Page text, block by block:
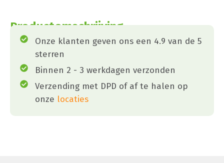
Productomschrijving
Onze klanten geven ons een 4.9 van de 5
sterren
Binnen 2 - 3 werkdagen verzonden
Verzending met DPD of af te halen op
onze locaties